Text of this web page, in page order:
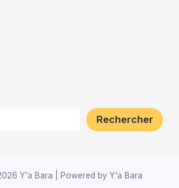
Rechercher
Y'a Bara | Powered by Y'a Bara